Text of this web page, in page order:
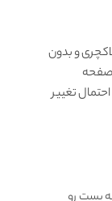
و بدون
صفحه
تغییر